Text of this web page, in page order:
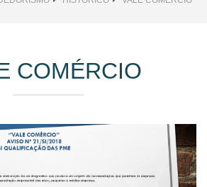
COMÉRCIO